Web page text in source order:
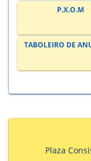
P.X.O.M
TABOLEIRO DE
Plaza